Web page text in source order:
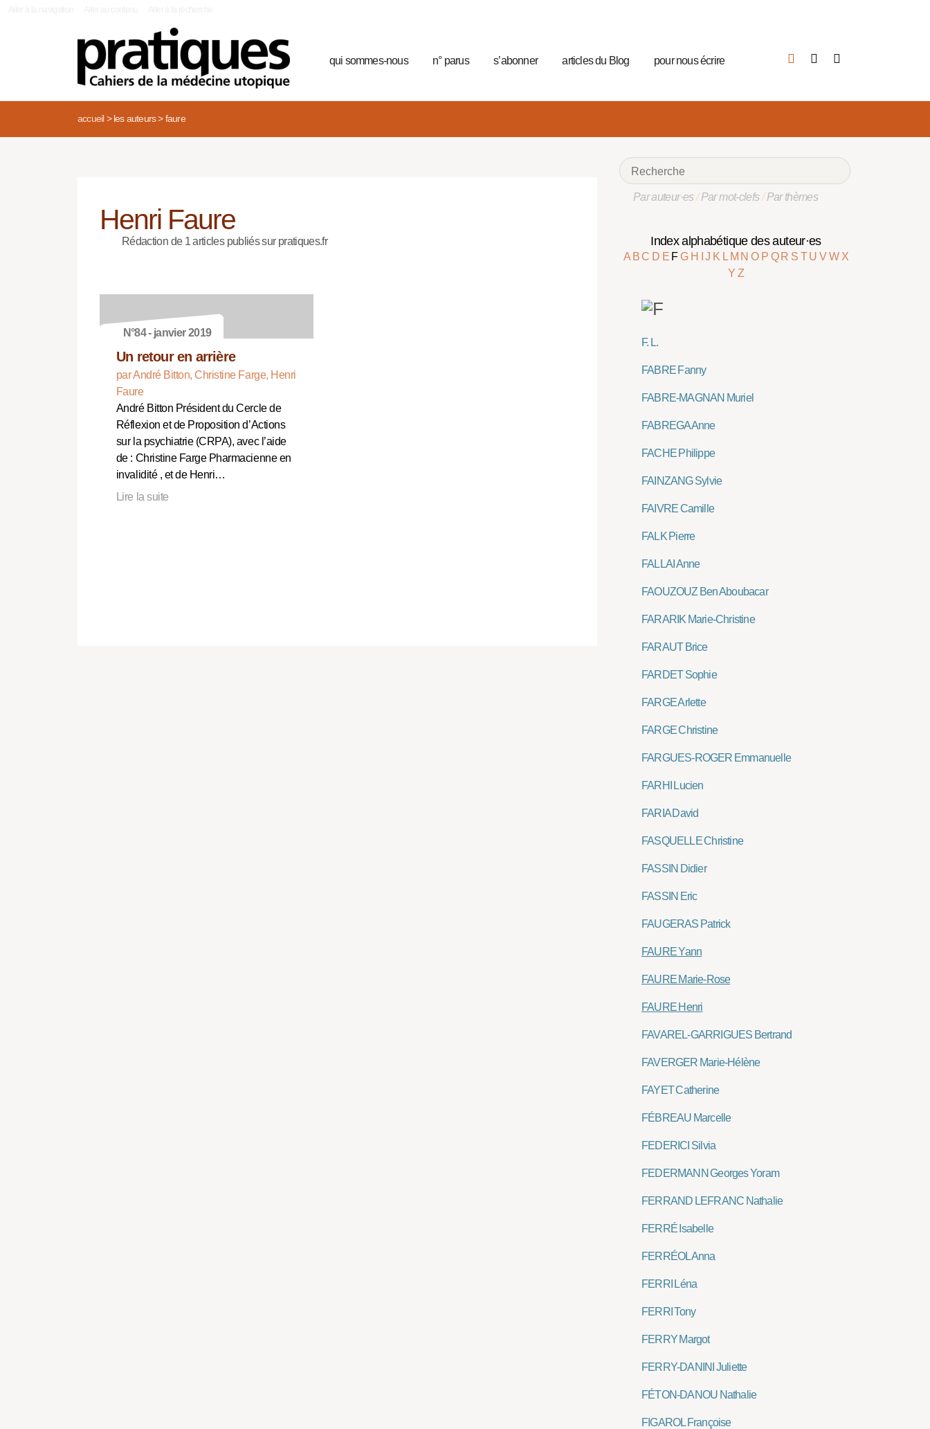
qui sommes-nous n° parus s’abonner articles du Blog pour nous écrire
accueil> les auteurs> faure
Henri Faure
Rédaction de 1 articles publiés sur pratiques.fr
N°84 - janvier 2019
Un retour en arrière
par André Bitton, Christine Farge, Henri
Faure
André Bitton Président du Cercle de
Réflexion et de Proposition d’Actions
sur la psychiatrie (CRPA), avec l’aide
de : Christine Farge Pharmacienne en
invalidité , et de Henri…
Lire la suite
Par auteur·es/Par mot-clefs/Par thèmes
Index alphabétique des auteur·es
A BC D E FG H IJ K L M NO P Q R S TUVW X
Y Z
F. L.
FABRE Fanny
FABRE-MAGNAN Muriel
FABREGA Anne
FACHE Philippe
FAINZANG Sylvie
FAIVRE Camille
FALK Pierre
FALLAI Anne
FAOUZOUZ Ben Aboubacar
FARARIK Marie-Christine
FARAUT Brice
FARDET Sophie
FARGE Arlette
FARGE Christine
FARGUES-ROGER Emmanuelle
FARHI Lucien
FARIA David
FASQUELLE Christine
FASSIN Didier
FASSIN Eric
FAUGERAS Patrick
FAURE Yann
FAURE Marie-Rose
FAURE Henri
FAVAREL-GARRIGUES Bertrand
FAVERGER Marie-Hélène
FAYET Catherine
FÉBREAU Marcelle
FEDERICI Silvia
FEDERMANN Georges Yoram
FERRAND LEFRANC Nathalie
FERRÉ Isabelle
FERRÉOL Anna
FERRI Léna
FERRI Tony
FERRY Margot
FERRY-DANINI Juliette
FÉTON-DANOU Nathalie
FIGAROL Françoise